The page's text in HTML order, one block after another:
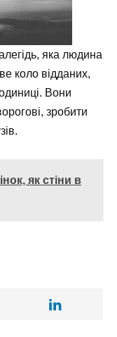
яка людина
коло відданих,
Вони
зробити
як стіни в